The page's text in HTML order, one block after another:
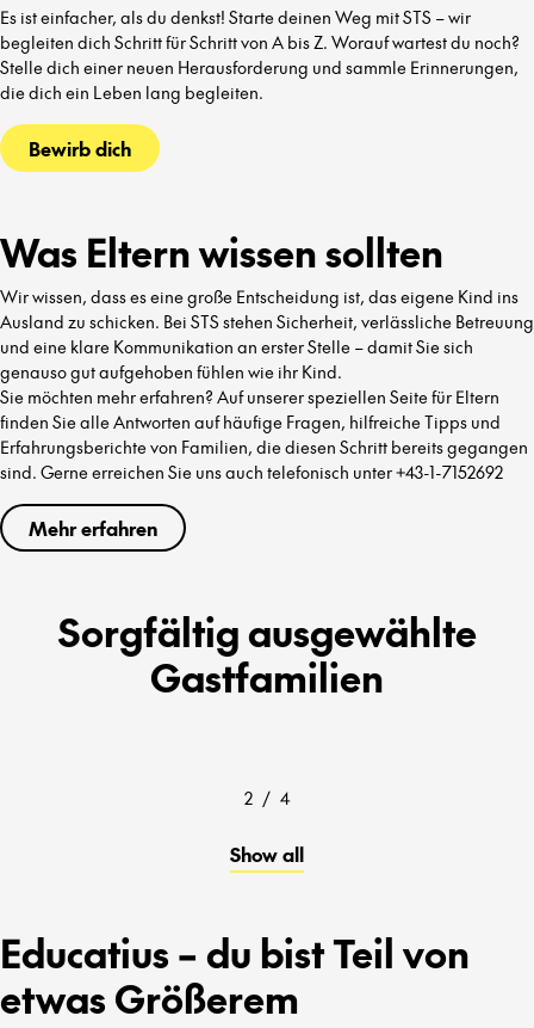
Es ist einfacher, als du denkst! Starte deinen Weg mit STS – wir
begleiten dich Schritt für Schritt von A bis Z. Worauf wartest du noch?
Stelle dich einer neuen Herausforderung und sammle Erinnerungen,
die dich ein Leben lang begleiten.
Bewirb dich
Was Eltern wissen sollten
Wir wissen, dass es eine große Entscheidung ist, das eigene Kind ins
Ausland zu schicken. Bei STS stehen Sicherheit, verlässliche Betreuung
und eine klare Kommunikation an erster Stelle – damit Sie sich
genauso gut aufgehoben fühlen wie ihr Kind.
Sie möchten mehr erfahren? Auf unserer speziellen Seite für Eltern
finden Sie alle Antworten auf häufige Fragen, hilfreiche Tipps und
Erfahrungsberichte von Familien, die diesen Schritt bereits gegangen
sind. Gerne erreichen Sie uns auch telefonisch unter +43-1-7152692
Mehr erfahren
Sorgfältig ausgewählte
Gastfamilien
2 / 4
Show all
Educatius – du bist Teil von
etwas Größerem